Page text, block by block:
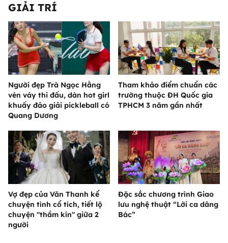
GIẢI TRÍ
Người đẹp Trà Ngọc Hằng
vén váy thi đấu, dàn hot girl
khuấy đảo giải pickleball có
Quang Dương
Tham khảo điểm chuẩn các
trường thuộc ĐH Quốc gia
TPHCM 3 năm gần nhất
Vợ đẹp của Văn Thanh kể
chuyện tình cổ tích, tiết lộ
chuyện "thầm kín" giữa 2
người
Đặc sắc chương trình Giao
lưu nghệ thuật “Lời ca dâng
Bác”